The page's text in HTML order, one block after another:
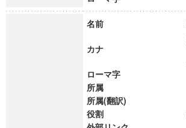
名前
カナ
ローマ字
所属
所属(翻訳)
役割